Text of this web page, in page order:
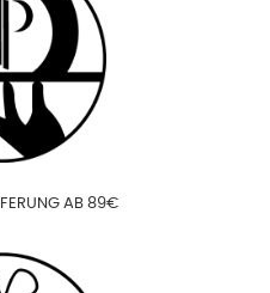
AB 89€